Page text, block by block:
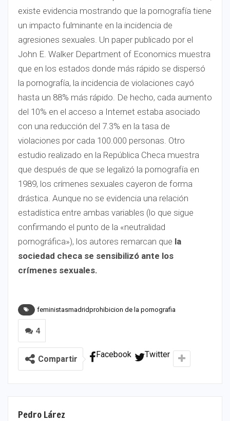
existe evidencia mostrando que la pornografía tiene
un impacto fulminante en la incidencia de
agresiones sexuales. Un paper publicado por el
John E. Walker Department of Economics muestra
que en los estados donde más rápido se dispersó
la pornografía, la incidencia de violaciones cayó
hasta un 88% más rápido. De hecho, cada aumento
del 10% en el acceso a Internet estaba asociado
con una reducción del 7.3% en la tasa de
violaciones por cada 100.000 personas. Otro
estudio realizado en la República Checa muestra
que después de que se legalizó la pornografía en
1989, los crímenes sexuales cayeron de forma
drástica. Aunque no se evidencia una relación
estadística entre ambas variables (lo que sigue
confirmando el punto de la «neutralidad
pornográfica»), los autores remarcan que la
sociedad checa se sensibilizó ante los
crímenes sexuales.
feministasmadridprohibicion de la pornografia
4
Compartir Facebook Twitter
Pedro Lárez